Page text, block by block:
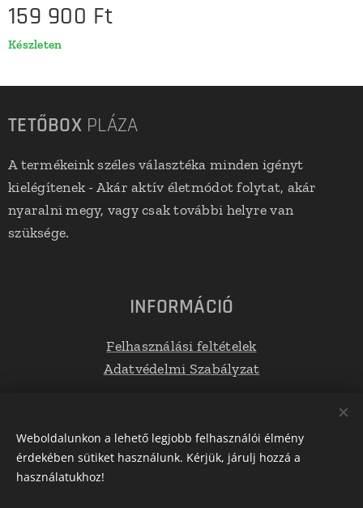
159 900 Ft
Készleten
TETŐBOX PLÁZA
A termékeink széles választéka minden igényt
kielégítenek - Akár aktív életmódot folytat, akár
nyaralni megy, vagy csak további helyre van
szüksége.
INFORMÁCIÓ
Felhasználási feltételek
Adatvédelmi Szabályzat
Elérhetőségek
Weboldalunkon a lehető legjobb felhasználói élmény
érdekében sütiket használunk. Kérjük, járulj hozzá a
használatukhoz!